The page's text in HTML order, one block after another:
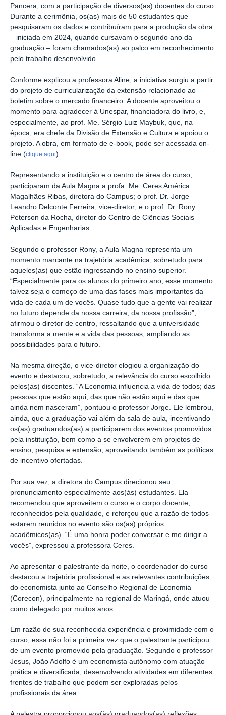
Pancera, com a participação de diversos(as) docentes do curso.
Durante a cerimônia, os(as) mais de 50 estudantes que
pesquisaram os dados e contribuíram para a produção da obra
– iniciada em 2024, quando cursavam o segundo ano da
graduação – foram chamados(as) ao palco em reconhecimento
pelo trabalho desenvolvido.
Conforme explicou a professora Aline, a iniciativa surgiu a partir
do projeto de curricularização da extensão relacionado ao
boletim sobre o mercado financeiro. A docente aproveitou o
momento para agradecer à Unespar, financiadora do livro, e,
especialmente, ao prof. Me. Sérgio Luiz Maybuk, que, na
época, era chefe da Divisão de Extensão e Cultura e apoiou o
projeto. A obra, em formato de e-book, pode ser acessada on-
line (clique aqui).
Representando a instituição e o centro de área do curso,
participaram da Aula Magna a profa. Me. Ceres América
Magalhães Ribas, diretora do Campus; o prof. Dr. Jorge
Leandro Delconte Ferreira, vice-diretor; e o prof. Dr. Rony
Peterson da Rocha, diretor do Centro de Ciências Sociais
Aplicadas e Engenharias.
Segundo o professor Rony, a Aula Magna representa um
momento marcante na trajetória acadêmica, sobretudo para
aqueles(as) que estão ingressando no ensino superior.
“Especialmente para os alunos do primeiro ano, esse momento
talvez seja o começo de uma das fases mais importantes da
vida de cada um de vocês. Quase tudo que a gente vai realizar
no futuro depende da nossa carreira, da nossa profissão”,
afirmou o diretor de centro, ressaltando que a universidade
transforma a mente e a vida das pessoas, ampliando as
possibilidades para o futuro.
Na mesma direção, o vice-diretor elogiou a organização do
evento e destacou, sobretudo, a relevância do curso escolhido
pelos(as) discentes. “A Economia influencia a vida de todos; das
pessoas que estão aqui, das que não estão aqui e das que
ainda nem nasceram”, pontuou o professor Jorge. Ele lembrou,
ainda, que a graduação vai além da sala de aula, incentivando
os(as) graduandos(as) a participarem dos eventos promovidos
pela instituição, bem como a se envolverem em projetos de
ensino, pesquisa e extensão, aproveitando também as políticas
de incentivo ofertadas.
Por sua vez, a diretora do Campus direcionou seu
pronunciamento especialmente aos(às) estudantes. Ela
recomendou que aproveitem o curso e o corpo docente,
reconhecidos pela qualidade, e reforçou que a razão de todos
estarem reunidos no evento são os(as) próprios
acadêmicos(as). “É uma honra poder conversar e me dirigir a
vocês”, expressou a professora Ceres.
Ao apresentar o palestrante da noite, o coordenador do curso
destacou a trajetória profissional e as relevantes contribuições
do economista junto ao Conselho Regional de Economia
(Corecon), principalmente na regional de Maringá, onde atuou
como delegado por muitos anos.
Em razão de sua reconhecida experiência e proximidade com o
curso, essa não foi a primeira vez que o palestrante participou
de um evento promovido pela graduação. Segundo o professor
Jesus, João Adolfo é um economista autônomo com atuação
prática e diversificada, desenvolvendo atividades em diferentes
frentes de trabalho que podem ser exploradas pelos
profissionais da área.